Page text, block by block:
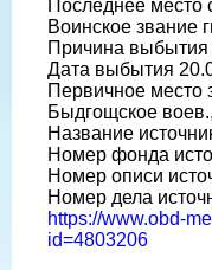
Последнее место
Воинское звание
Причина выбытия
Дата выбытия
Первичное место
Быдгощское
Название
Номер фонда
Номер описи
Номер дела
https://www.obd-
id=4803206